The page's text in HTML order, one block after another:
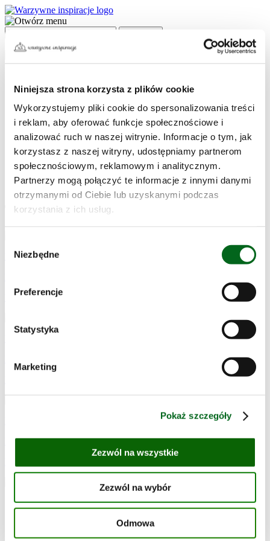
Niniejsza strona korzysta z plików cookie
Wykorzystujemy pliki cookie do spersonalizowania treści
i reklam, aby oferować funkcje społecznościowe i
analizować ruch w naszej witrynie. Informacje o tym, jak
korzystasz z naszej witryny, udostępniamy partnerom
społecznościowym, reklamowym i analitycznym.
Partnerzy mogą połączyć te informacje z innymi danymi
otrzymanymi od Ciebie lub uzyskanymi podczas
korzystania z ich usług.
zgody
Niezbędne
Preferencje
Statystyka
Marketing
Pokaż szczegóły
Zezwól na wszystkie
Zezwól na wybór
Odmowa
Przepisy
Przepisy po treningu
Przepisy na grilla
Proste przepisy na smaczne i szybkie obiady
Przepisy na Boże Narodzenie
Kuchnia roślinna – przepisy na dania wegetariańskie
Porady
Warzywny Know-How
Tak smakuje dobro
Zobowiązania Bonduelle
Tag: frytki
Przepisy – czas przygotowania 15 min.
Frytki z zielonej fasolki
Przepisy łatwe w wykonaniu
Kontakt
Polityka ochrony danych
Bonduelle Polska